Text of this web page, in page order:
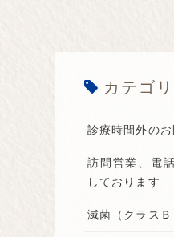
カテゴ
診療時間外の
訪問営業、電
しております
滅菌（クラスＢ